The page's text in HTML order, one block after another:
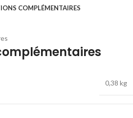
COMPLÉMENTAIRES
0,38 kg